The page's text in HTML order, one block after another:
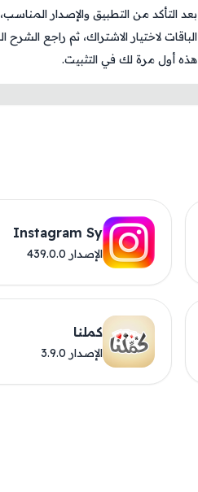
بعد التأكد من التطبيق والإصدار
الباقات لاختيار الاشتراك، ثم راجع
هذه أول مرة لك في التثبيت.
Instagram Sy
الإصدار 439.0.0
كملنا
الإصدار 3.9.0